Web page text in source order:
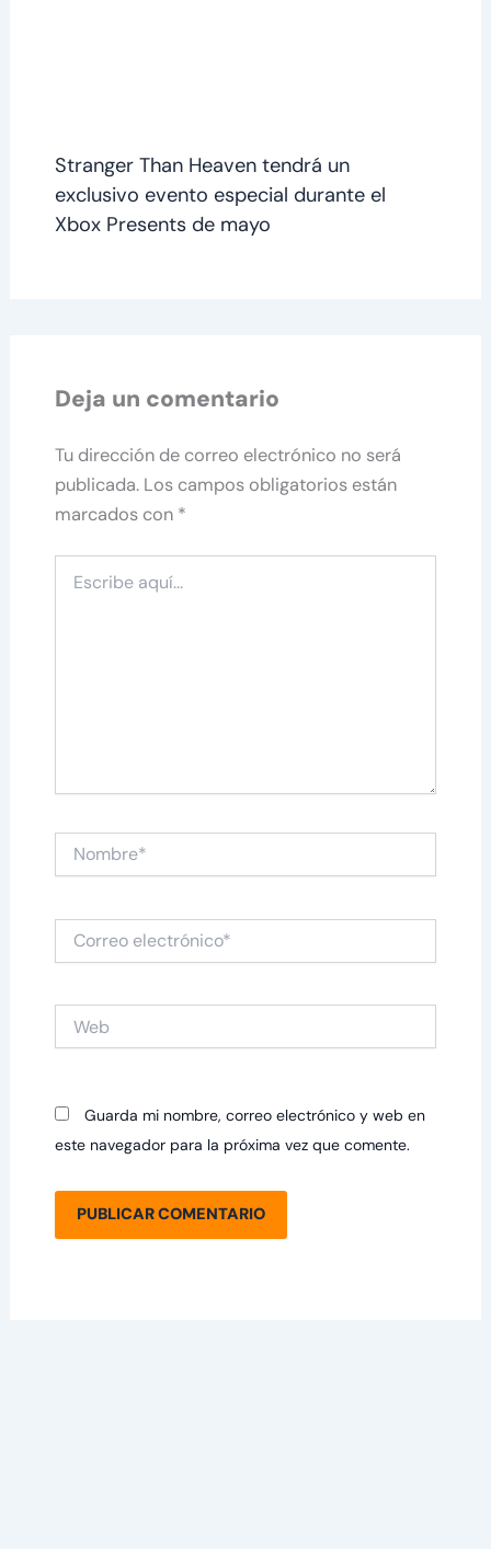
Stranger Than Heaven tendrá un
exclusivo evento especial durante el
Xbox Presents de mayo
Deja un comentario
Tu dirección de correo electrónico no será
publicada. Los campos obligatorios están
marcados con *
aquí...
Nombre*
Correo
electrónico*
Guarda mi nombre, correo electrónico y web en
este navegador para la próxima vez que comente.